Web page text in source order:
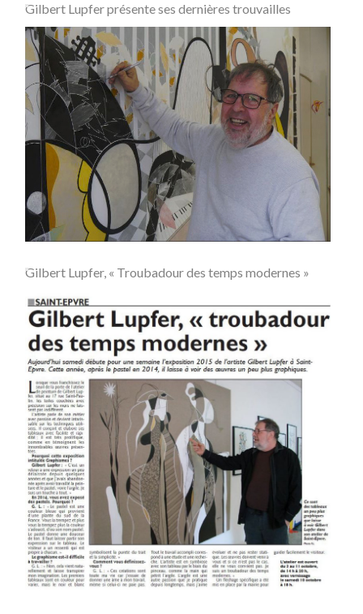
Gilbert Lupfer présente ses dernières trouvailles
Gilbert Lupfer, « Troubadour des temps modernes »